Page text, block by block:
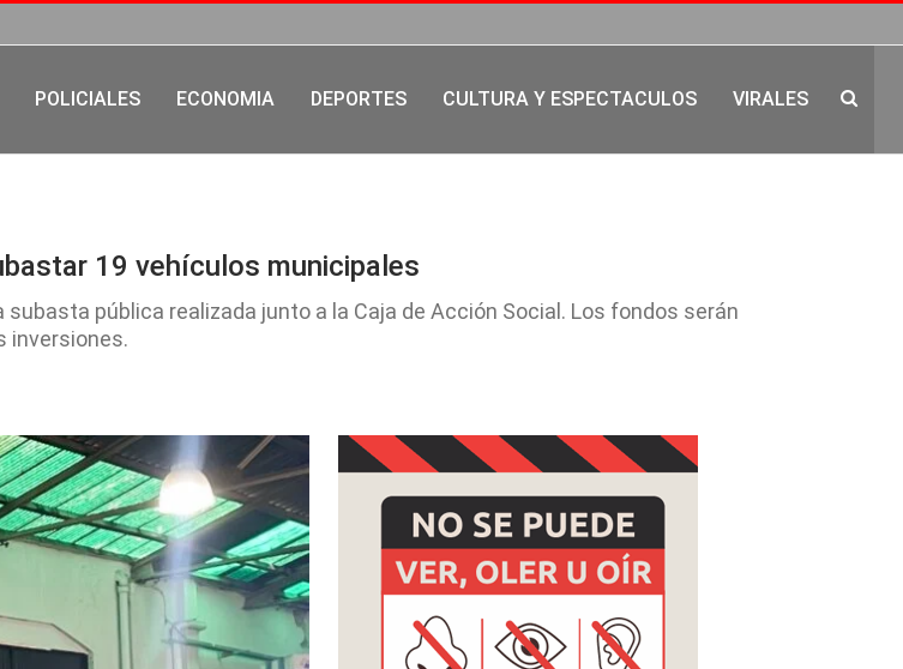
POLICIALES ECONOMIA DEPORTES CULTURA Y ESPECTACULOS VIRALES
19 vehículos municipales
pública realizada junto a la Caja de Acción Social. Los fondos serán
inversiones.